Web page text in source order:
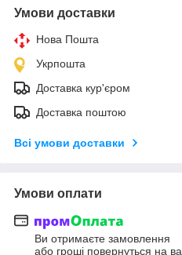
Умови доставки
Нова Пошта
Укрпошта
Доставка кур'єром
Доставка поштою
Всі умови доставки
Умови оплати
Ви отримаєте замовлення
або гроші повернуться на